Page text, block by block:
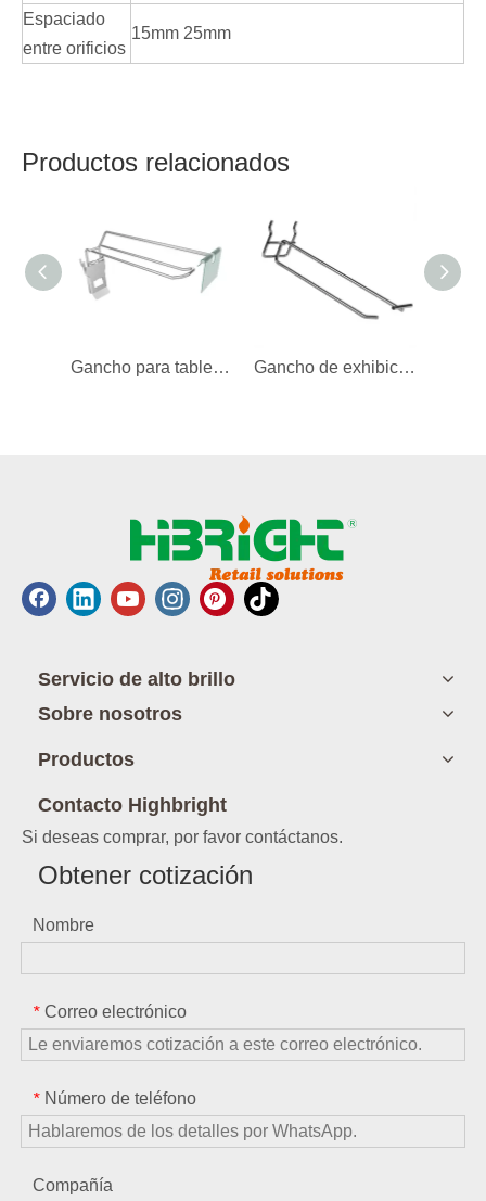
Espaciado
entre orificios
15mm 25mm
Productos relacionados
Gancho para tablero perforado con portaetiquetas Gancho de exhibición de tablero perforado de doble línea
Servicio de alto brillo
Sobre nosotros
Productos
Contacto Highbright
Si deseas comprar, por favor contáctanos.
Obtener cotización
Nombre
* Correo electrónico
* Número de teléfono
Compañía